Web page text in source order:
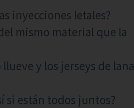
inyecciones letales?
mismo material que la
y los jerseys de lana
si están todos juntos?